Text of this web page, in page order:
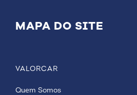
MAPA DO SITE
VALORCAR
Quem Somos